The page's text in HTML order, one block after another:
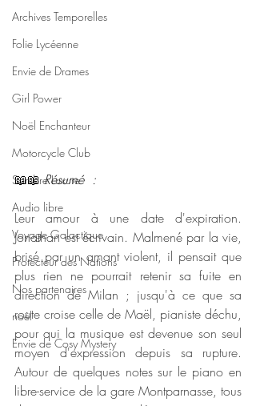
Archives Temporelles
Folie Lycéenne
Envie de Drames
Girl Power
Noël Enchanteur
Motorcycle Club
Sombre Luxure
Audio libre
Voyage Galactique
Protecteur des Nations
Nos partenaires
noêl
Envie de Cosy Mystery
📖📖 Résumé  :
Leur amour à une date d'expiration.
Jonathan est écrivain. Malmené par la vie,
brisé par un amant violent, il pensait que
plus rien ne pourrait retenir sa fuite en
direction de Milan ; jusqu'à ce que sa
route croise celle de Maël, pianiste déchu,
pour qui la musique est devenue son seul
moyen d'expression depuis sa rupture.
Autour de quelques notes sur le piano en
libre-service de la gare Montparnasse, tous